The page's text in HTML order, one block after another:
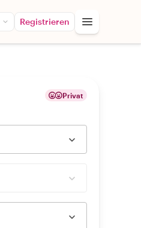
Registrieren
Privat